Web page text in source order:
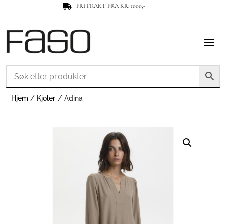
 FRI FRAKT FRA KR. 1000,-
Hjem / Kjoler / Adina